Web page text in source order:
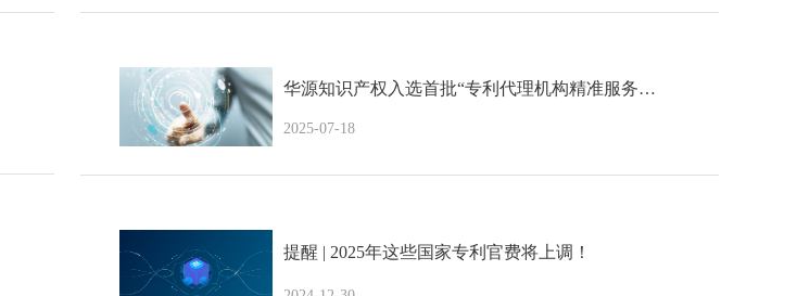
华源知识产权入选首批“专利代理机构精准服务…
2025-07-18
提醒 | 2025年这些国家专利官费将上调！